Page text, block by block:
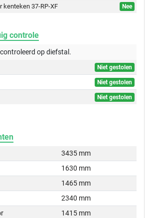
kenteken 37-RP-XF
Nee
controle
opdiefstal.
Niet gestolen
Niet gestolen
Niet gestolen
3435 mm
1630 mm
1465 mm
2340 mm
1415 mm